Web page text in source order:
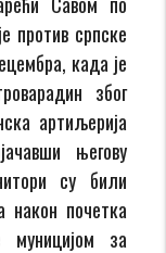
против српске
када је
због
артиљерија
његову
су били
након почетка
муницијом за